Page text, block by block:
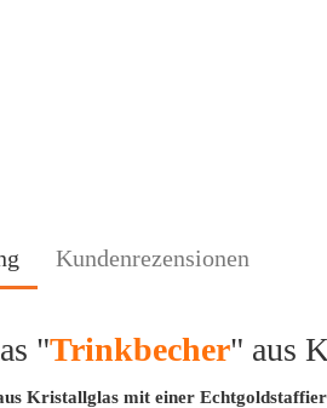
Kundenrezensionen
"Trinkbecher" aus
Kristallglas mit einer